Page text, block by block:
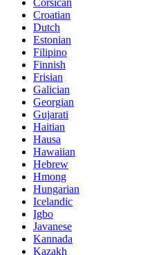
Corsican
Croatian
Dutch
Estonian
Filipino
Finnish
Frisian
Galician
Georgian
Gujarati
Haitian
Hausa
Hawaiian
Hebrew
Hmong
Hungarian
Icelandic
Igbo
Javanese
Kannada
Kazakh